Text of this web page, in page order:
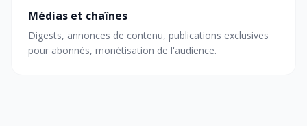
Médias et chaînes
Digests, annonces de contenu, publications exclusives
pour abonnés, monétisation de l'audience.